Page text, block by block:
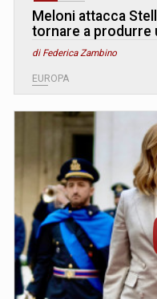
Meloni attacca
tornare a produrre
di Federica Zambino
EUROPA